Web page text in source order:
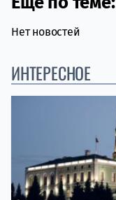
Нет новостей
ИНТЕРЕСНОЕ